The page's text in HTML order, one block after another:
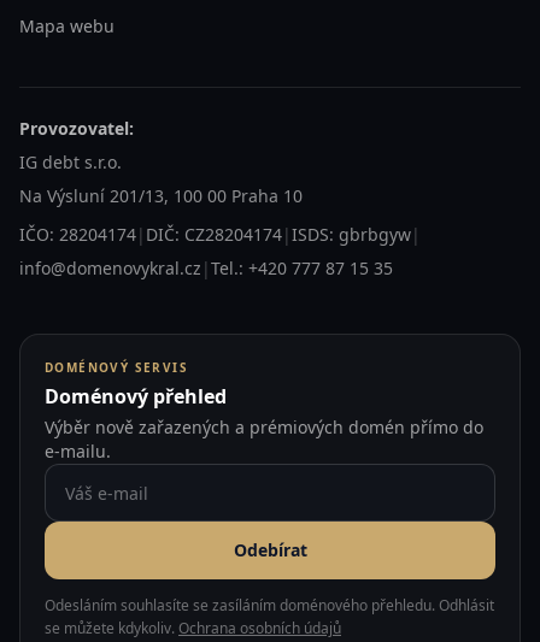
Mapa webu
Provozovatel:
IG debt s.r.o.
Na Výsluní 201/13, 100 00 Praha 10
IČO: 28204174| DIČ: CZ28204174| ISDS: gbrbgyw|
info@domenovykral.cz | Tel.: +420 777 87 15 35
DOMÉNOVÝ SERVIS
Doménový přehled
Výběr nově zařazených a prémiových domén přímo do
e-mailu.
Odebírat
Odesláním souhlasíte se zasíláním doménového přehledu. Odhlásit
se můžete kdykoliv. Ochrana osobních údajů